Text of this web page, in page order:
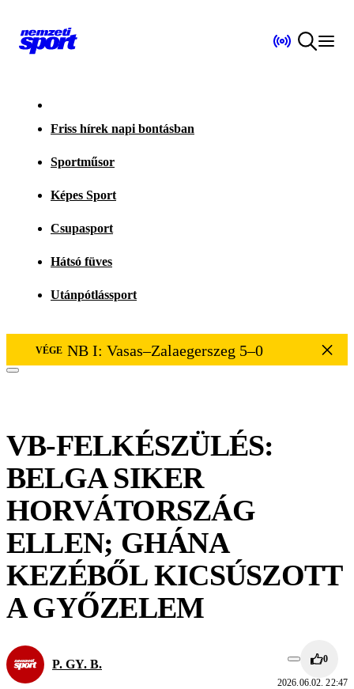
Friss hírek napi bontásban
Sportműsor
Képes Sport
Csupasport
Hátsó füves
Utánpótlássport
VÉGE NB I: Vasas–Zalaegerszeg 5–0
VB-FELKÉSZÜLÉS:
BELGA SIKER
HORVÁTORSZÁG
ELLEN; GHÁNA
KEZÉBŐL KICSÚSZOTT
A GYŐZELEM
P. GY. B. 0
2026.06.02. 22:47